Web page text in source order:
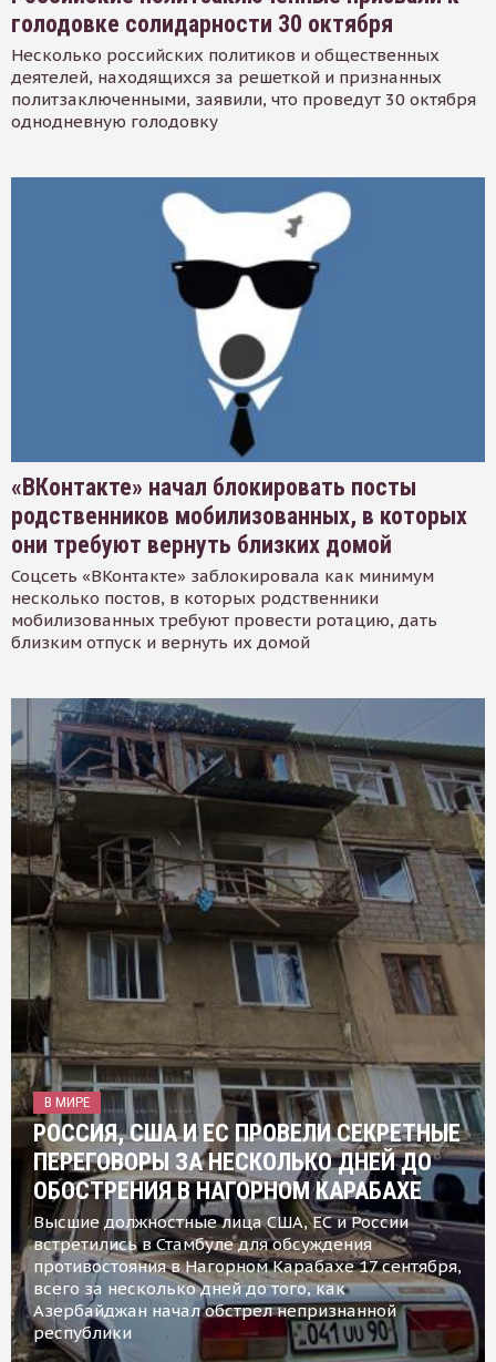
голодовке солидарности 30 октября
Несколько российских политиков и общественных
деятелей, находящихся за решеткой и признанных
политзаключенными, заявили, что проведут 30 октября
однодневную голодовку
«ВКонтакте» начал блокировать посты
родственников мобилизованных, в которых
они требуют вернуть близких домой
Соцсеть «ВКонтакте» заблокировала как минимум
несколько постов, в которых родственники
мобилизованных требуют провести ротацию, дать
близким отпуск и вернуть их домой
В МИРЕ
РОССИЯ, США И ЕС ПРОВЕЛИ СЕКРЕТНЫЕ
ПЕРЕГОВОРЫ ЗА НЕСКОЛЬКО ДНЕЙ ДО
ОБОСТРЕНИЯ В НАГОРНОМ КАРАБАХЕ
Высшие должностные лица США, ЕС и России
встретились в Стамбуле для обсуждения
противостояния в Нагорном Карабахе 17 сентября,
всего за несколько дней до того, как
Азербайджан начал обстрел непризнанной
республики